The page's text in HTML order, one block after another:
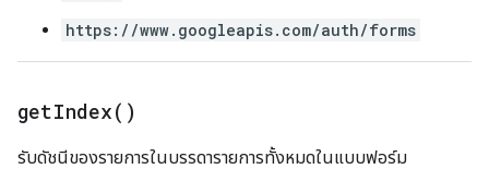
https://www.googleapis.com/auth/forms
getIndex( )
รับดัชนีของรายการในบรรดารายการทั้งหมดในแบบฟอร์ม